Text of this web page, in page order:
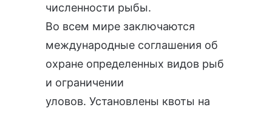
численности рыбы.
Во всем мире заключаются
международные соглашения об
охране определенных видов рыб
и ограничении
уловов. Установлены квоты на